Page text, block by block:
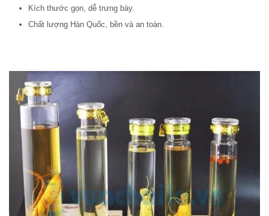
Kích thước gọn, dễ trưng bày.
Chất lượng Hàn Quốc, bền và an toàn.